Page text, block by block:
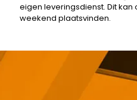
eigen leveringsdienst. Dit kan
weekend plaatsvinden.